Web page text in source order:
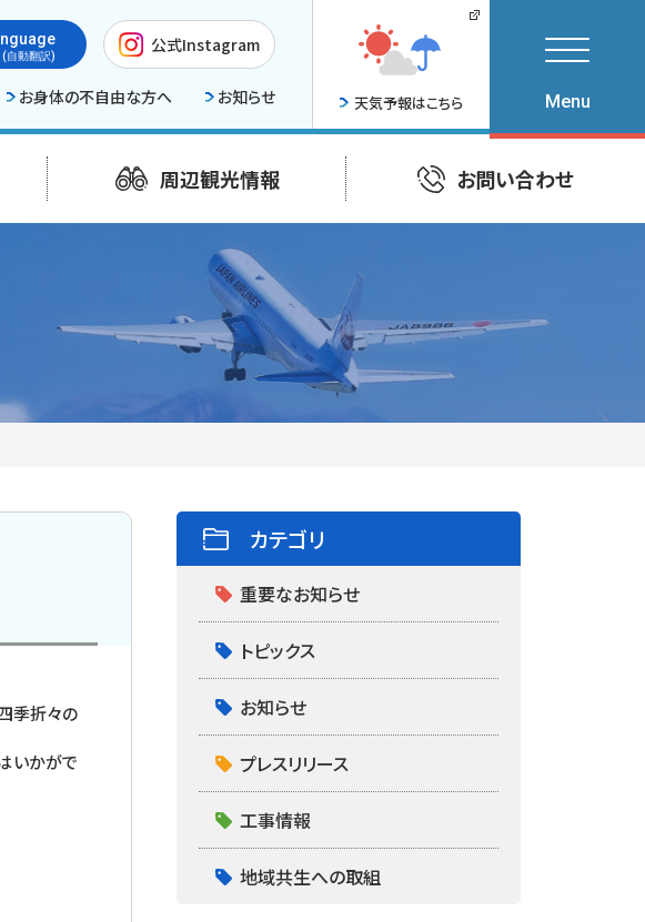
(自動翻訳)
公式Instagram
お身体の不自由な方へ お知らせ 天気予報はこちら
周辺観光情報 お問い合わせ
季折々の
いかがで
カテゴリ
重要なお知らせ
トピックス
お知らせ
プレスリリース
工事情報
地域共生への取組